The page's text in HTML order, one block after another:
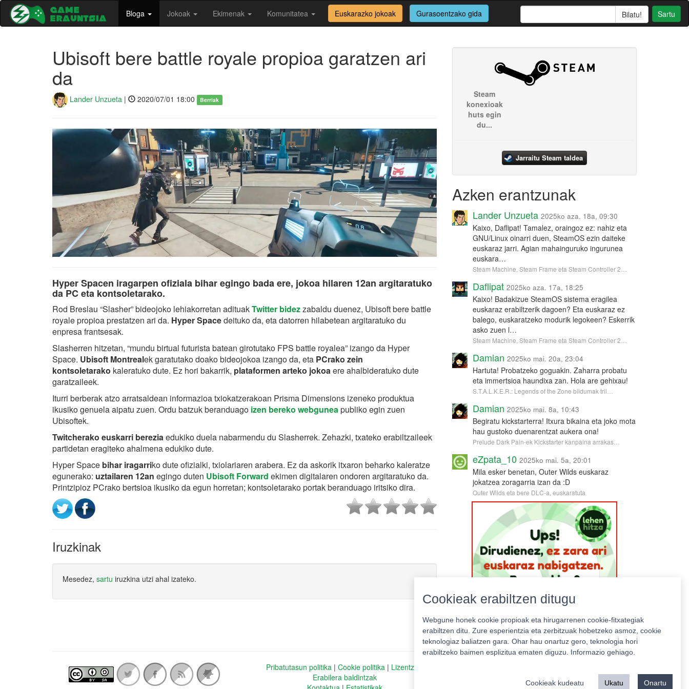
Bloga Jokoak Ekimenak Komunitatea Euskarazko jokoak Gurasoentzako gida Sartu
Ubisoft bere battle royale propioa garatzen ari
da
Lander Unzueta | 2020/07/01 18:00 Berriak
Hyper Spacen iragarpen ofiziala bihar egingo bada ere, jokoa hilaren 12an argitaratuko
da PC eta kontsoletarako.
Rod Breslau “Slasher” bideojoko lehiakorretan adituakTwitter bidezzabaldu duenez, Ubisoft bere battle
royale propioa prestatzen ari da. Hyper Spacedeituko da, eta datorren hilabetean argitaratuko du
enpresa frantsesak.
Slasherren hitzetan, “mundu birtual futurista batean girotutako FPS battle royalea” izango da Hyper
Space. Ubisoft Montrealek garatutako doako bideojokoa izango da, eta PCrako zein
kontsoletarako kaleratuko dute. Ez hori bakarrik, plataformen arteko jokoaere ahalbideratuko dute
garatzaileek.
Iturri berberak atzo arratsaldean informazioa txiokatzerakoan Prisma Dimensions izeneko produktua
ikusiko genuela aipatu zuen. Ordu batzuk beranduago izen bereko webguneapubliko egin zuen
Ubisoftek.
Twitcherako euskarri bereziaedukiko duela nabarmendu du Slasherrek. Zehazki, txateko erabiltzaileek
partidetan eragiteko ahalmena edukiko dute.
Hyper Space bihar iragarriko dute ofizialki, txiolariaren arabera. Ez da askorik itxaron beharko kaleratze
egunerako: uztailaren 12an egingo duten Ubisoft Forward ekimen digitalaren ondoren argitaratuko da.
Printzipioz PCrako bertsioa ikusiko da egun horretan; kontsoletarako portak beranduago iritsiko dira.
Iruzkinak
Mesedez, sartu iruzkina utzi ahal izateko.
Steam
konexioak
huts egin
du...
Jarraitu Steam taldea
Azken erantzunak
Lander Unzueta 2025ko aza. 18a, 09:30
Kaixo, Daflipat! Tamalez, oraingoz ez: nahiz eta
GNU/Linux oinarri duen, SteamOS ezin daiteke
euskaraz jarri. Agian mahainguruko ingurunea
euskara…
Steam Machine, Steam Frame eta Steam Controller 2…
Daflipat 2025ko aza. 17a, 18:25
Kaixo! Badakizue SteamOS sistema eragilea
euskaraz erabiltzerik dagoen? Eta euskaraz ez
balego, euskaratzeko modurik legokeen? Eskerrik
asko zuen l…
Steam Machine, Steam Frame eta Steam Controller 2…
Damian 2025ko mai. 20a, 23:04
Hartuta! Probatzeko goguakin. Zaharra probatu
eta immertsioa haundixa zan. Hola are gehixau!
S.T.A.L.K.E.R.: Legends of the Zone bildumak tril…
Damian 2025ko mai. 8a, 10:43
Begiratu kickstarterra! Itxura bikaina eta joko mota
hau gustoko duenarentzat aukera ona!
Prelude Dark Pain-ek Kickstarter kanpaina arrakas…
eZpata_10 2025ko mai. 5a, 20:01
Mila esker benetan, Outer Wilds euskaraz
jokatzea zoragarria izan da :D
Outer Wilds eta bere DLC-a, euskaratuta
Pribatutasun politika| Cookie politika| Lizentziak
Erabilera baldintzak
Cookieak erabiltzen ditugu
Webgune honek cookie propioak eta hirugarrenen cookie-fitxategiak
erabiltzen ditu. Zure esperientzia eta zerbitzuak hobetzeko asmoz, cookie
teknologiaz baliatzen gara. Ohar hau onartuz gero, teknologia hori
erabiltzeko baimen esplizitua ematen diguzu. Informazio gehiago.
Cookieak kudeatu Ukatu Onartu